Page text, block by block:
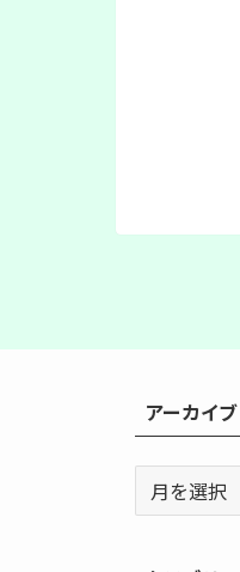
アーカイブ
ー